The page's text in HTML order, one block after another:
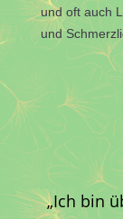
und oft auch
und
„Ich bin